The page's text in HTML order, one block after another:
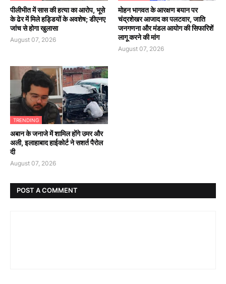
पीलीभीत में सास की हत्या का आरोप, भूसे
के ढेर में मिले हड्डियों के अवशेष; डीएनए
जांच से होगा खुलासा
August 07, 2026
मोहन भागवत के आरक्षण बयान पर
चंद्रशेखर आजाद का पलटवार, जाति
जनगणना और मंडल आयोग की सिफारिशें
लागू करने की मांग
August 07, 2026
TRENDING
अबान के जनाजे में शामिल होंगे उमर और
अली, इलाहाबाद हाईकोर्ट ने सशर्त पैरोल
दी
August 07, 2026
POST A COMMENT